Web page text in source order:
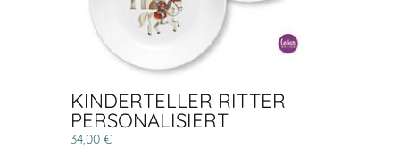
KINDERTELLER RITTER
PERSONALISIERT
34,00 €